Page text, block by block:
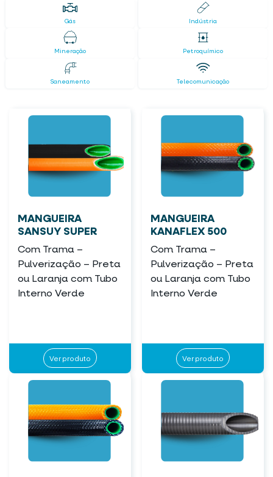
Gás Indústria
Mineração Petroquímico
Saneamento Telecomunicação
MANGUEIRA
SANSUY SUPER
Com Trama –
Pulverização – Preta
ou Laranja com Tubo
Interno Verde
Ver produto
MANGUEIRA
KANAFLEX 500
Com Trama –
Pulverização – Preta
ou Laranja com Tubo
Interno Verde
Ver produto